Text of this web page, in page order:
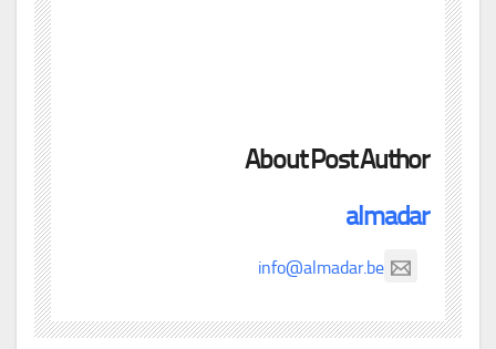
About Post Author
almadar
info@almadar.be